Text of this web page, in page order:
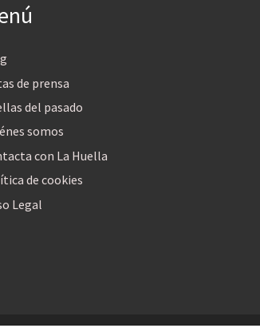
de prensa
del pasado
somos
con La Huella
de cookies
Legal